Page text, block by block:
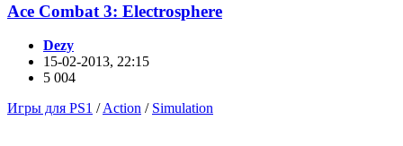
Ace Combat 3: Electrosphere
Dezy
15-02-2013, 22:15
5 004
Игры для PS1 /Action / Simulation